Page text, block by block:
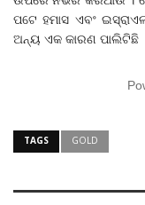
ପଟେ ହମାସ ଏବଂ
ଅନ୍ୟ ଏକ କାରଣ ପାଲିଟିଛି
TAGS GOLD